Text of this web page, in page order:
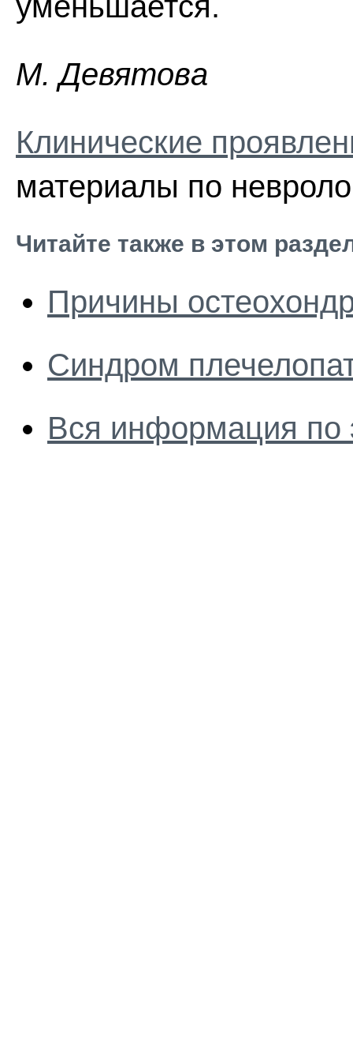
M. Дeвятoвa
Клинические
материалы по
Читайте также в этом
Причины
Синдром
Вся информация по